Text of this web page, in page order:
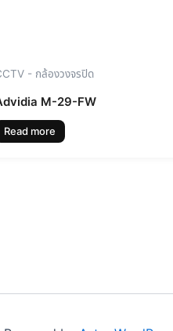
- กล้องวงจรปิด
M-29-FW
Read more